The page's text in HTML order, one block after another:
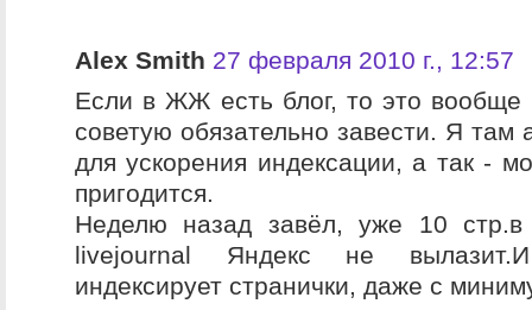
Alex Smith 27 февраля 2010 г., 12:57
Если в ЖЖ есть блог, то это вообще
советую обязательно завести. Я там
для ускорения индексации, а так -
пригодится.
Неделю назад завёл, уже 10
livejournal Яндекс не
индексирует странички, даже с